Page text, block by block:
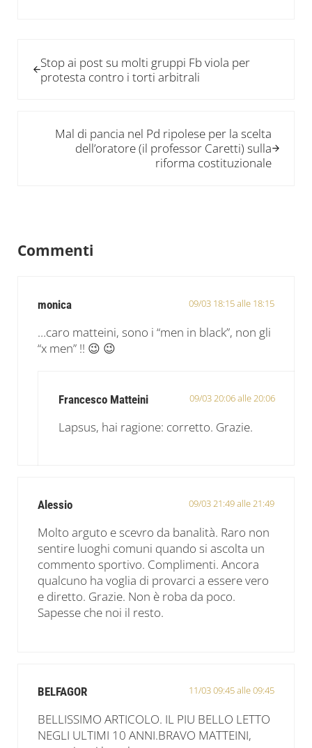
Stop ai post su molti gruppi Fb viola per
protesta contro i torti arbitrali
Mal di pancia nel Pd ripolese per la scelta
dell’oratore (il professor Caretti) sulla
riforma costituzionale
Commenti
monica 09/03 18:15 alle 18:15
…caro matteini, sono i “men in black”, non gli
“x men” !! 😉 😉
Francesco Matteini 09/03 20:06 alle 20:06
Lapsus, hai ragione: corretto. Grazie.
Alessio 09/03 21:49 alle 21:49
Molto arguto e scevro da banalità. Raro non
sentire luoghi comuni quando si ascolta un
commento sportivo. Complimenti. Ancora
qualcuno ha voglia di provarci a essere vero
e diretto. Grazie. Non è roba da poco.
Sapesse che noi il resto.
BELFAGOR 11/03 09:45 alle 09:45
BELLISSIMO ARTICOLO. IL PIU BELLO LETTO
NEGLI ULTIMI 10 ANNI.BRAVO MATTEINI,